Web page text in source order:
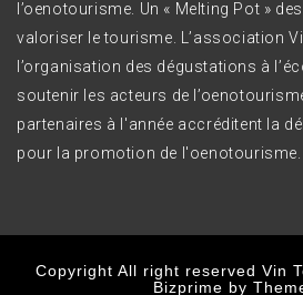
l’oenotourisme. Un « Melting Pot »
valoriser le tourisme. L’association
l’organisation des dégustations à
soutenir les acteurs de
partenaires à l'année accréditent la
pour la promotion de l'oenotourisme.
Copyright All right reserved Vin
Bizprime by